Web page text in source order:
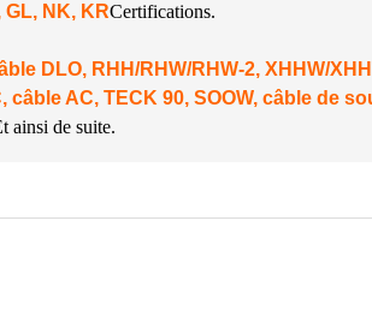
NK, KRCertifications.
DLO, RHH/RHW/RHW-2, XHHW/
câble AC, TECK 90, SOOW, câble de
ainsi de suite.